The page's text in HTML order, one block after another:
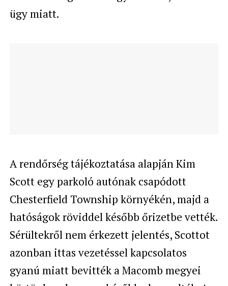
ügy miatt.
A rendőrség tájékoztatása alapján Kim
Scott egy parkoló autónak csapódott
Chesterfield Township környékén, majd a
hatóságok röviddel később őrizetbe vették.
Sérültekről nem érkezett jelentés, Scottot
azonban ittas vezetéssel kapcsolatos
gyanú miatt bevitték a Macomb megyei